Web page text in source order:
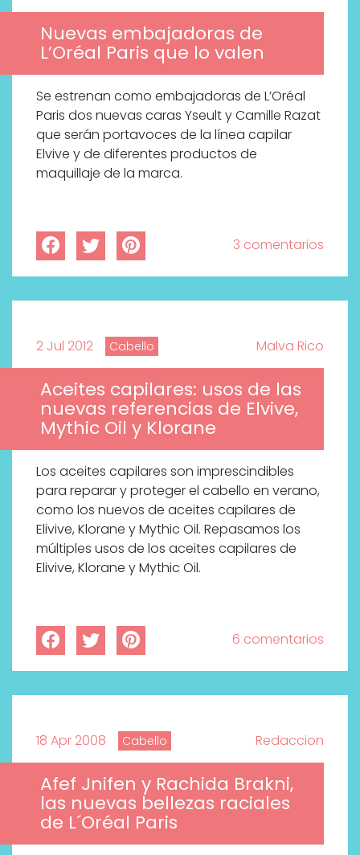
Nuevas embajadoras de
L’Oréal Paris que lo valen
Se estrenan como embajadoras de L’Oréal
Paris dos nuevas caras Yseult y Camille Razat
que serán portavoces de la línea capilar
Elvive y de diferentes productos de
maquillaje de la marca.
3 comentarios
2 Jul 2012 Cabello Malva Rico
Aceites capilares: usos de las
nuevas referencias de Elvive,
Mythic Oil y Klorane
Los aceites capilares son imprescindibles
para reparar y proteger el cabello en verano,
como los nuevos de aceites capilares de
Elivive, Klorane y Mythic Oil. Repasamos los
múltiples usos de los aceites capilares de
Elivive, Klorane y Mythic Oil.
6 comentarios
18 Apr 2008 Cabello Redaccion
Afef Jnifen y Rachida Brakni,
las nuevas bellezas raciales
de L´Oréal Paris